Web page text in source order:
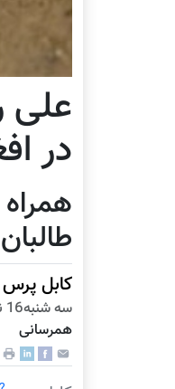
علی
در
کابل پرس
سه شنبه16 نوامبر 2010
همرسانی